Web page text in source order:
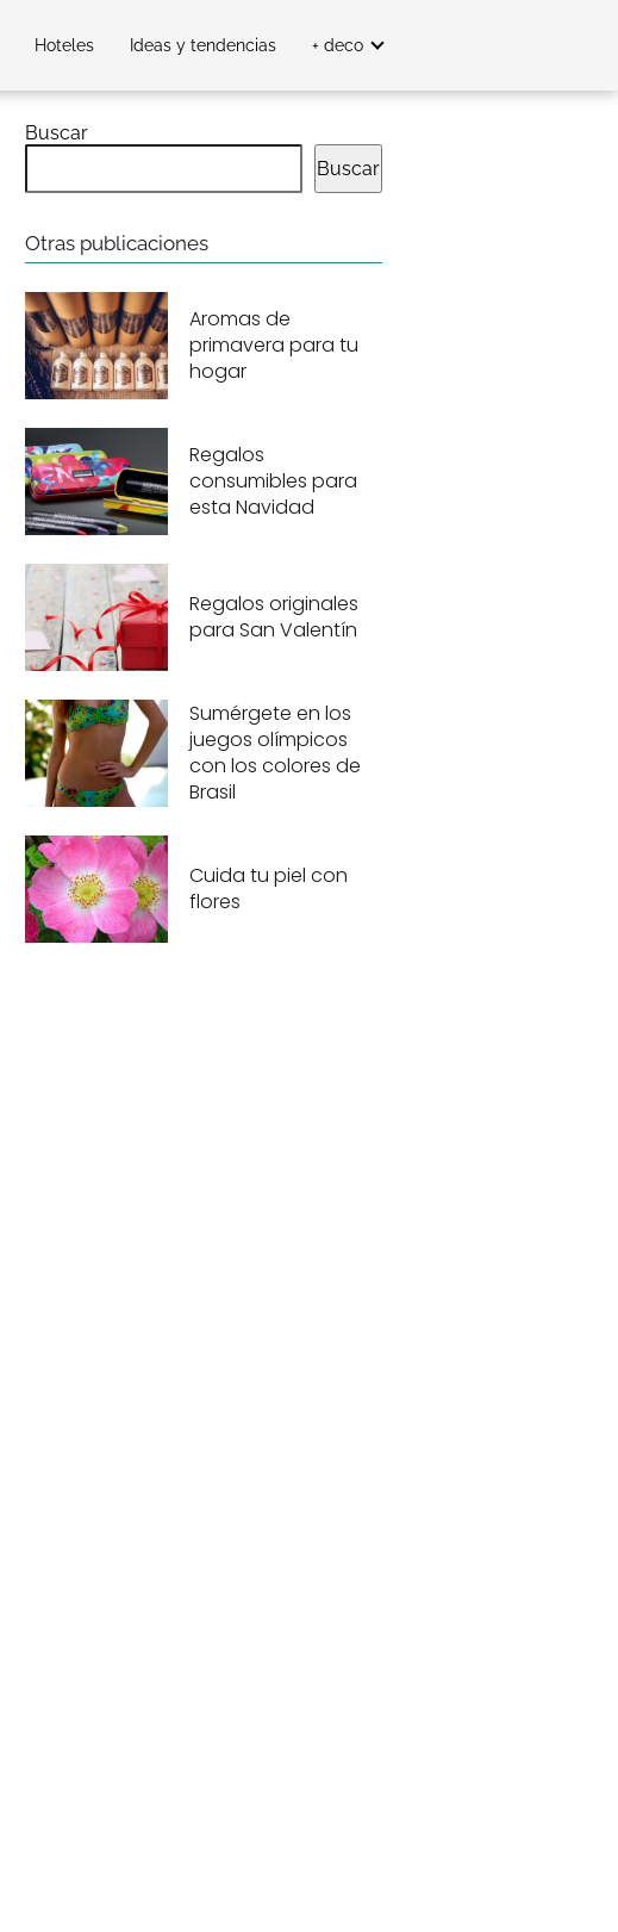
Hoteles Ideas y tendencias + deco
Buscar
Buscar
Otras publicaciones
Aromas de
primavera para tu
hogar
Regalos
consumibles para
esta Navidad
Regalos originales
para San Valentín
Sumérgete en los
juegos olímpicos
con los colores de
Brasil
Cuida tu piel con
flores